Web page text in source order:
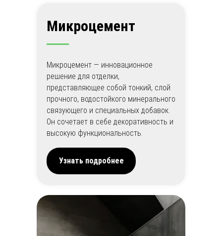
Микроцемент
Микроцемент — инновационное
решение для отделки,
представляющее собой тонкий, слой
прочного, водостойкого минерального
связующего и специальных добавок.
Он сочетает в себе декоративность и
высокую функциональность.
Узнать подробнее